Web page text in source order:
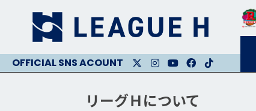
リーグＨについて